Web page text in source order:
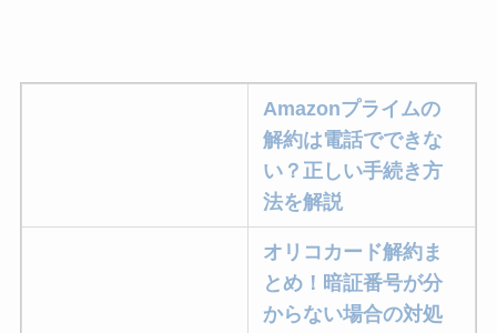
Amazonプライムの
解約は電話でできな
い？正しい手続き方
法を解説
オリコカード解約ま
とめ！暗証番号が分
からない場合の対処